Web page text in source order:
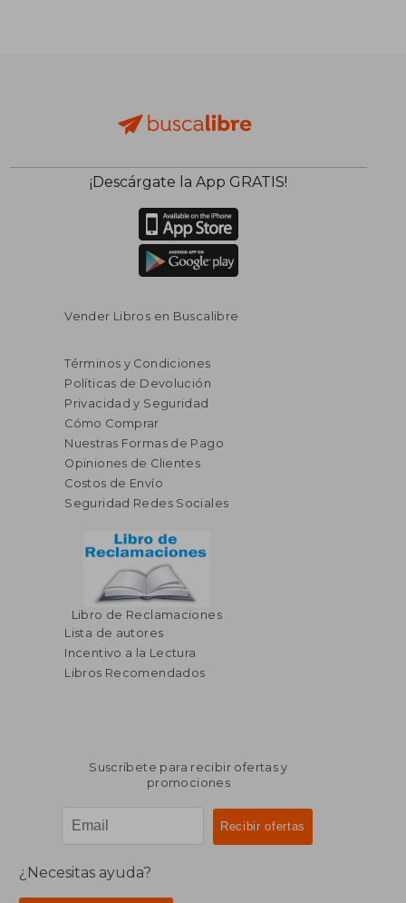
¡Descárgate la App GRATIS!
Vender Libros en Buscalibre
Términos y Condiciones
Políticas de Devolución
Privacidad y Seguridad
Cómo Comprar
Nuestras Formas de Pago
Opiniones de Clientes
Costos de Envío
Seguridad Redes Sociales
Libro de Reclamaciones
Lista de autores
Incentivo a la Lectura
Libros Recomendados
Suscríbete para recibir ofertas y
promociones
¿Necesitas ayuda?